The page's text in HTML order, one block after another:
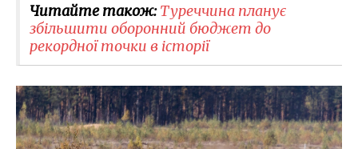
Читайте також:Туреччина планує
збільшити оборонний бюджет до
рекордної точки в історії